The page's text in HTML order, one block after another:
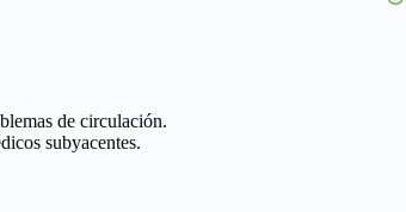
de circulación.
subyacentes.